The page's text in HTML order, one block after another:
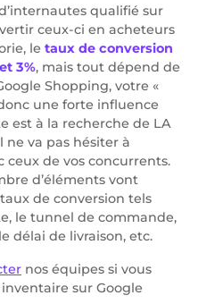
qualifié sur
ceux-ci en acheteurs
le taux de conversion
3%, mais tout dépend de
Shopping, votre «
une forte influence
est à la recherche de LA
ne va pas hésiter à
de vos concurrents.
d’éléments vont
de conversion tels
le tunnel de commande,
délai de livraison, etc.
nos équipes si vous
sur Google